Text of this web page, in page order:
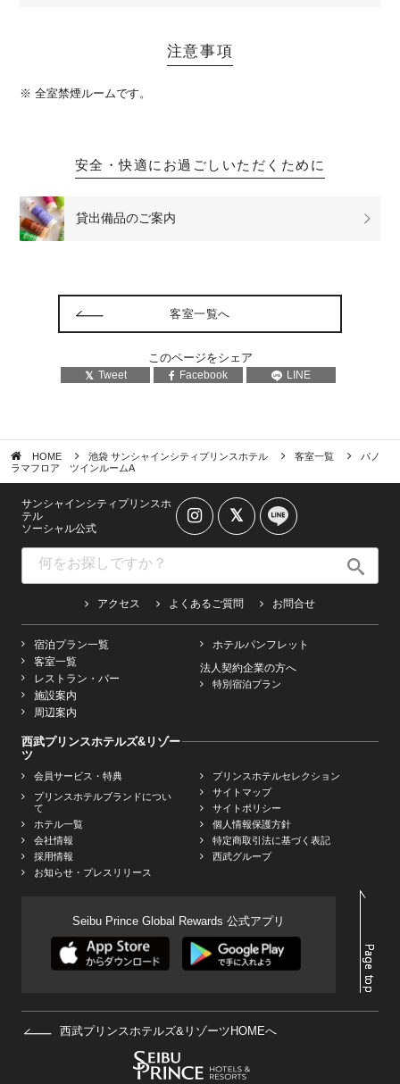
注意事項
※ 全室禁煙ルームです。
安全・快適にお過ごしいただくために
貸出備品のご案内
客室一覧へ
このページをシェア
Tweet Facebook LINE
HOME 池袋 サンシャインシティプリンスホテル 客室一覧
パノ
ラマフロア ツインルームA
サンシャインシティプリンスホ
テル
ソーシャル公式
アクセス よくあるご質問 お問合せ
宿泊プラン一覧
客室一覧
レストラン・バー
施設案内
周辺案内
ホテルパンフレット
法人契約企業の方へ
特別宿泊プラン
西武プリンスホテルズ&リゾー
ツ
会員サービス・特典
プリンスホテルブランドについ
て
ホテル一覧
会社情報
採用情報
お知らせ・プレスリリース
プリンスホテルセレクション
サイトマップ
サイトポリシー
個人情報保護方針
特定商取引法に基づく表記
西武グループ
Seibu Prince Global Rewards 公式アプリ
西武プリンスホテルズ&リゾーツHOMEへ